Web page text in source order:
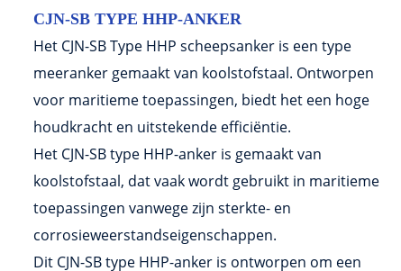
CJN-SB TYPE HHP-ANKER
Het CJN-SB Type HHP scheepsanker is een type
meeranker gemaakt van koolstofstaal. Ontworpen
voor maritieme toepassingen, biedt het een hoge
houdkracht en uitstekende efficiëntie.
Het CJN-SB type HHP-anker is gemaakt van
koolstofstaal, dat vaak wordt gebruikt in maritieme
toepassingen vanwege zijn sterkte- en
corrosieweerstandseigenschappen.
Dit CJN-SB type HHP-anker is ontworpen om een ​​